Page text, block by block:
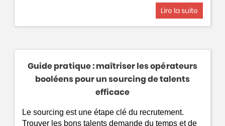
Lire la suite
Guide pratique : maîtriser les opérateurs
booléens pour un sourcing de talents
efficace
Le sourcing est une étape clé du recrutement.
Trouver les bons talents demande du temps et de